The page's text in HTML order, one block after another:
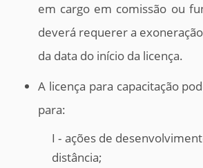
em cargo em comissão ou
deverá requerer a
da data do início da licença.
A licença para capacitação
para:
I - ações de
distância;